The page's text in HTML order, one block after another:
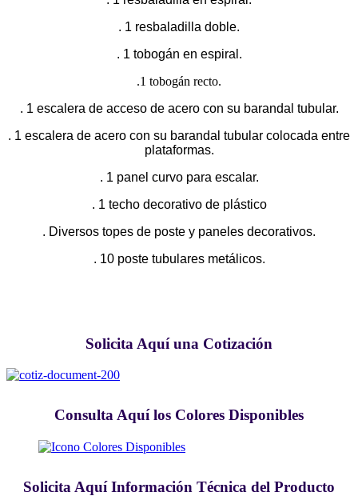
. 1 resbaladilla doble.
. 1 tobogán en espiral.
.1 tobogán recto.
. 1 escalera de acceso de acero con su barandal tubular.
. 1 escalera de acero con su barandal tubular colocada entre
plataformas.
. 1 panel curvo para escalar.
. 1 techo decorativo de plástico
. Diversos topes de poste y paneles decorativos.
. 10 poste tubulares metálicos.
Solicita Aquí una Cotización
Consulta Aquí los Colores Disponibles
Solicita Aquí Información Técnica del Producto